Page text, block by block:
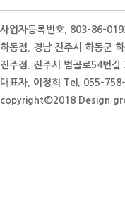
사업자등록번호. 803-86-
하동점. 경남 진주시 하동군
진주점. 진주시 범골로54번
대표자. 이정희 Tel. 055-
copyright©2018 Design